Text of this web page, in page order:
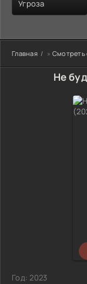
Угроза
Главная » Смотреть
Не
Год:2023